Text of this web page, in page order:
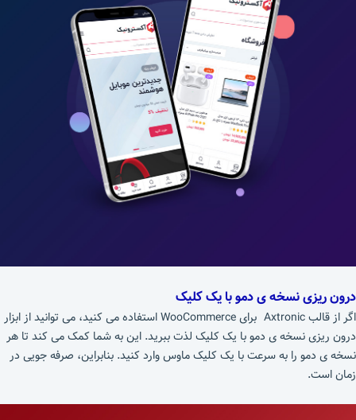
درون ریزی نسخه ی دمو با یک کلیک
اگر از قالب Axtronic برای WooCommerce استفاده می کنید، می توانید از ابزار
درون ریزی نسخه ی دمو با یک کلیک لذت ببرید. این به شما کمک می کند تا هر
نسخه ی دمو را به سرعت با یک کلیک ماوس وارد کنید. بنابراین، صرفه جویی در
زمان است.